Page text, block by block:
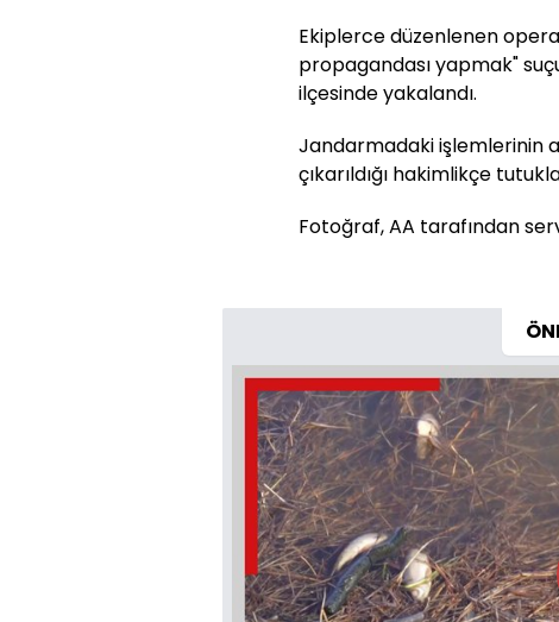
Ekiplerce düzenlenen
propagandası yapmak"
ilçesinde yakalandı.
Jandarmadaki işlemlerinin
çıkarıldığı hakimlikçe
Fotoğraf, AA tarafından